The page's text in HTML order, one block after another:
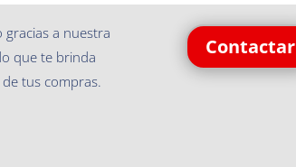
gracias a nuestra
que te brinda
tus compras.
Contactar